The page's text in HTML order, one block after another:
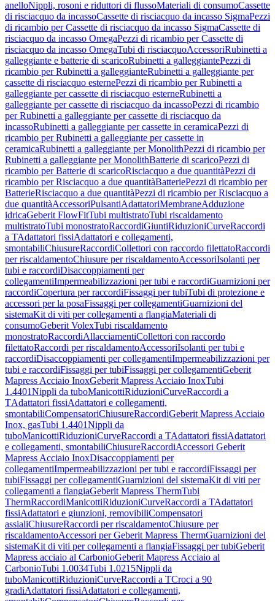
anelloNippli, rosoni e riduttori di flussoMateriali di consumoCassette
di risciacquo da incassoCassette di risciacquo da incasso SigmaPezzi
di ricambio per Cassette di risciacquo da incasso SigmaCassette di
risciacquo da incasso OmegaPezzi di ricambio per Cassette di
risciacquo da incasso OmegaTubi di risciacquoAccessoriRubinetti a
galleggiante e batterie di scaricoRubinetti a galleggiantePezzi di
ricambio per Rubinetti a galleggianteRubinetti a galleggiante per
cassette di risciacquo esternePezzi di ricambio per Rubinetti a
galleggiante per cassette di risciacquo esterneRubinetti a
galleggiante per cassette di risciacquo da incassoPezzi di ricambio
per Rubinetti a galleggiante per cassette di risciacquo da
incassoRubinetti a galleggiante per cassette in ceramicaPezzi di
ricambio per Rubinetti a galleggiante per cassette in
ceramicaRubinetti a galleggiante per MonolithPezzi di ricambio per
Rubinetti a galleggiante per MonolithBatterie di scaricoPezzi di
ricambio per Batterie di scaricoRisciacquo a due quantitàPezzi di
ricambio per Risciacquo a due quantitàBatteriePezzi di ricambio per
BatterieRisciacquo a due quantitàPezzi di ricambio per Risciacquo a
due quantitàAccessoriPulsantiAdattatoriMembraneAdduzione
idricaGeberit FlowFitTubi multistratoTubi riscaldamento
multistratoTubi monostratoRaccordiGiuntiRiduzioniCurveRaccordi
a TAdattatori fissiAdattatori e collegamenti,
smontabiliChiusureRaccordiCollettori con raccordo filettatoRaccordi
per riscaldamentoChiusure per riscaldamentoAccessoriIsolanti per
tubi e raccordiDisaccoppiamenti per
collegamentiImpermeabilizzazioni per tubi e raccordiGuarnizioni per
raccordiCopertura per raccordiFissaggi per tubiTubi di protezione e
accessori per la posaFissaggi per collegamentiGuarnizioni del
sistemaKit di viti per collegamenti a flangiaMateriali di
consumoGeberit VolexTubi riscaldamento
monostratoRaccordiAllacciamentiCollettori con raccordo
filettatoRaccordi per riscaldamentoAccessoriIsolanti per tubi e
raccordiDisaccoppiamenti per collegamentiImpermeabilizzazioni per
tubi e raccordiFissaggi per tubiFissaggi per collegamentiGeberit
Mapress Acciaio InoxGeberit Mapress Acciaio InoxTubi
1.4401Nippli da tuboManicottiRiduzioniCurveRaccordi a
TAdattatori fissiAdattatori e collegamenti,
smontabiliCompensatoriChiusureRaccordiGeberit Mapress Acciaio
Inox, gasTubi 1.4401Nippli da
tuboManicottiRiduzioniCurveRaccordi a TAdattatori fissiAdattatori
e collegamenti, smontabiliChiusureRaccordiAccessori Geberit
Mapress Acciaio InoxDisaccoppiamenti per
collegamentiImpermeabilizzazioni per tubi e raccordiFissaggi per
tubiFissaggi per collegamentiGuarnizioni del sistemaKit di viti per
collegamenti a flangiaGeberit Mapress ThermTubi
ThermRaccordiManicottiRiduzioniCurveRaccordi a TAdattatori
fissiAdattatori e giunzioni, removibiliCompensatori
assialiChiusureRaccordi per riscaldamentoChiusure per
riscaldamentoAccessori per Geberit Mapress ThermGuarnizioni del
sistemaKit di viti per collegamenti a flangiaFissaggi per tubiGeberit
Mapress acciaio al CarbonioGeberit Mapress Acciaio al
CarbonioTubi 1.0034Tubi 1.0215Nippli da
tuboManicottiRiduzioniCurveRaccordi a TCroci a 90
gradiAdattatori fissiAdattatori e collegamenti,